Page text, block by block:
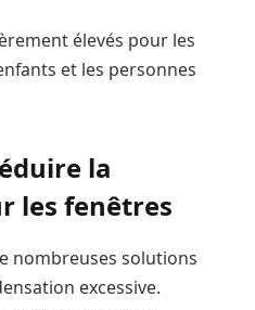
élevés pour les
et les personnes
la
les fenêtres
nombreuses solutions
excessive.